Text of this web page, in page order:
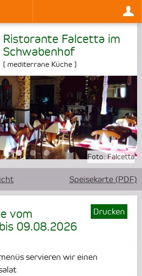
Ristorante Falcetta im
Schwabenhof
[ mediterrane Küche ]
Foto:Falcetta
Foto:Falcetta
•••
Speisekarte (PDF)
Drucken
vom
bis 09.08.2026
servieren wir einen